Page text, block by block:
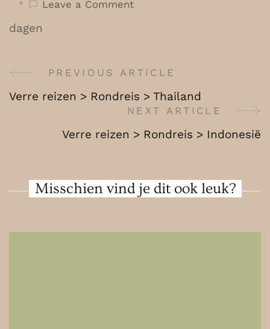
Leave a Commenton
India
dagen
Post
Navigation
PREVIOUS ARTICLE
Verre reizen > Rondreis > Thailand
NEXT ARTICLE
Verre reizen > Rondreis > Indonesië
Misschien vind je dit ook leuk?